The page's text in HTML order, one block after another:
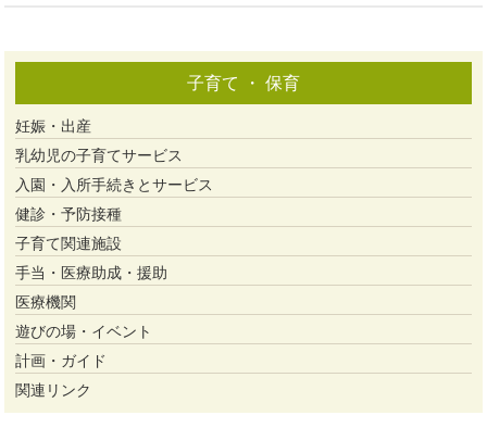
子育て ・ 保育
妊娠・出産
乳幼児の子育てサービス
入園・入所手続きとサービス
健診・予防接種
子育て関連施設
手当・医療助成・援助
医療機関
遊びの場・イベント
計画・ガイド
関連リンク